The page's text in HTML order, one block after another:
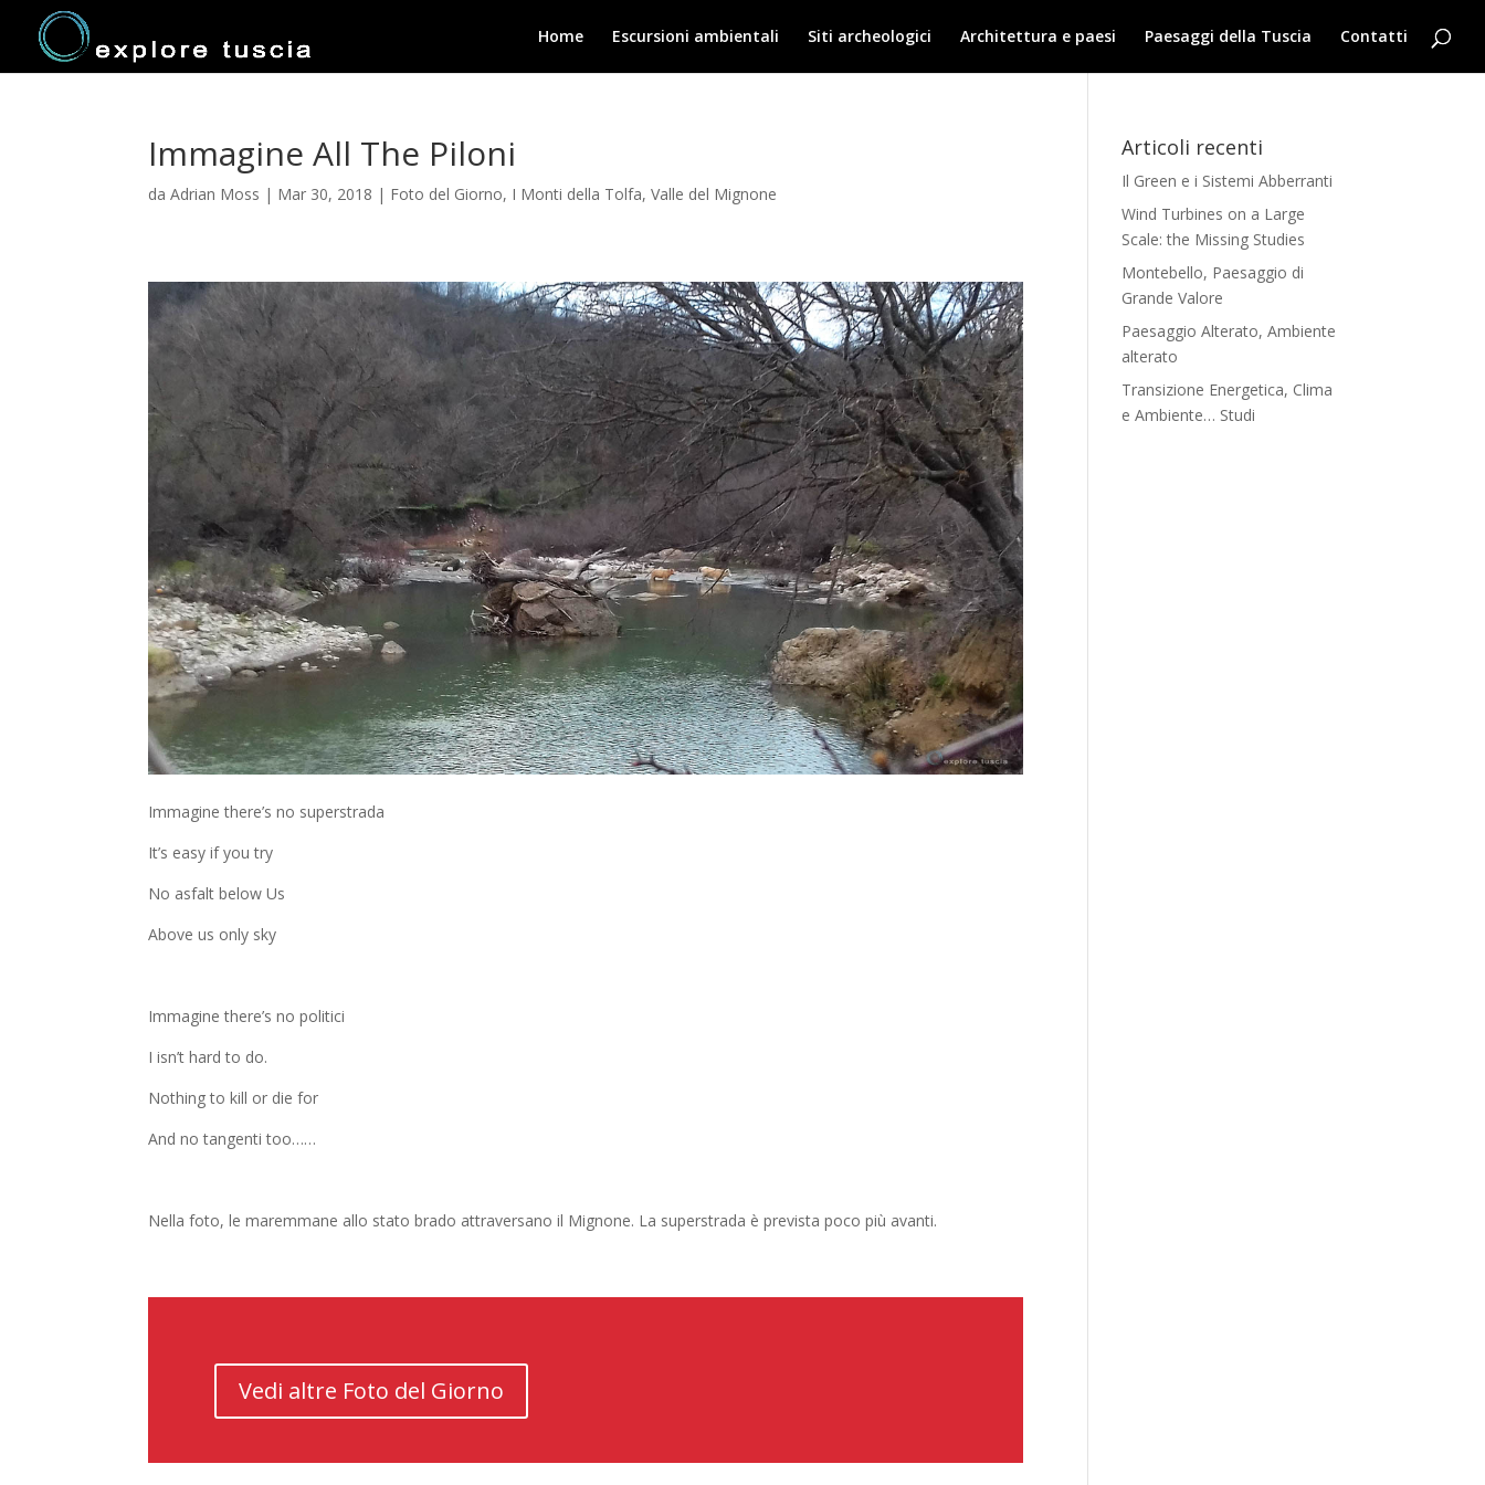
Home Escursioni ambientali Siti archeologici Architettura e paesi Paesaggi della Tuscia Contatti
Immagine All The Piloni
daAdrian Moss | Mar 30, 2018 | Foto del Giorno, I Monti della Tolfa,Valle del Mignone
Immagine there’s no superstrada
It’s easy if you try
No asfalt below Us
Above us only sky
Immagine there’s no politici
I isn’t hard to do.
Nothing to kill or die for
And no tangenti too……
Nella foto, le maremmane allo stato brado attraversano il Mignone. La superstrada è prevista poco più avanti.
Vedi altre Foto del Giorno
Articoli recenti
Il Green e i Sistemi Abberranti
Wind Turbines on a Large
Scale: the Missing Studies
Montebello, Paesaggio di
Grande Valore
Paesaggio Alterato, Ambiente
alterato
Transizione Energetica, Clima
e Ambiente… Studi